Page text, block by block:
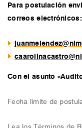
Para postulación
correos
Con el asunto
Fecha límite de
Lea los Términos de